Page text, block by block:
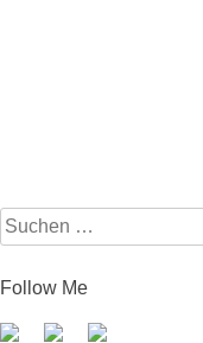
Suchen
nach:
Follow Me